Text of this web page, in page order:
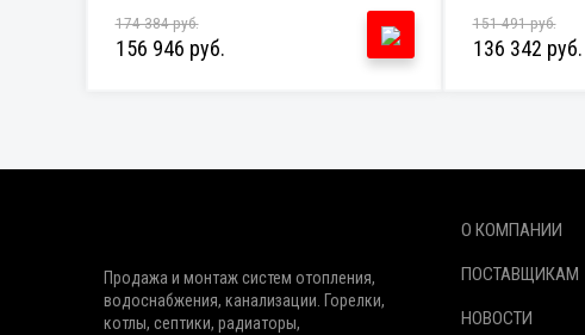
174 384 руб.
156 946 руб.
151 491 руб.
136 342 руб.
Продажа и монтаж систем отопления,
водоснабжения, канализации. Горелки,
котлы, септики, радиаторы,
О КОМПАНИИ
ПОСТАВЩИКАМ
НОВОСТИ